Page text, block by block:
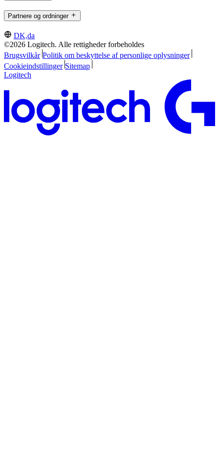
Partnere og ordninger
DK,da
©2026 Logitech. Alle rettigheder forbeholdes
Brugsvilkår Politik om beskyttelse af personlige oplysninger
Cookieindstillinger Sitemap
Logitech